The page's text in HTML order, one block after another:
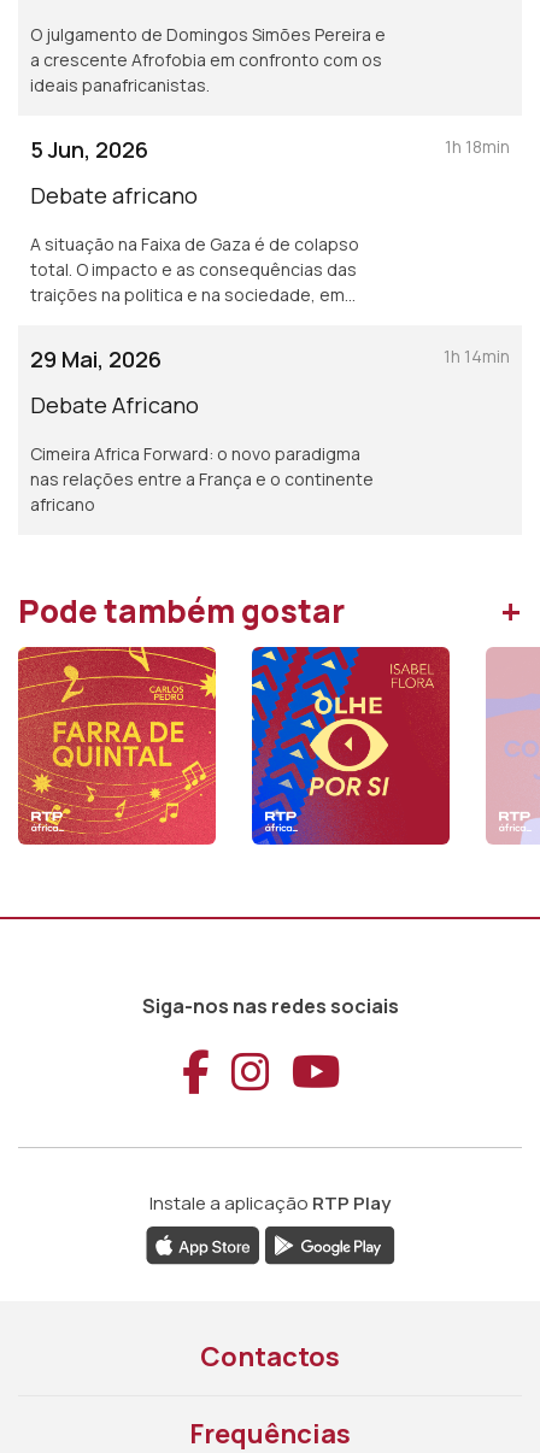
O julgamento de Domingos Simões Pereira e
a crescente Afrofobia em confronto com os
ideais panafricanistas.
5 Jun, 2026
Debate africano
A situação na Faixa de Gaza é de colapso
total. O impacto e as consequências das
traições na politica e na sociedade, em
1h 18min
29 Mai, 2026
Debate Africano
Cimeira Africa Forward: o novo paradigma
nas relações entre a França e o continente
africano
1h 14min
Pode também gostar +
Siga-nos nas redes sociais
Aceder ao
Aceder ao
Aceder
Instale a aplicação RTP Play
Contactos
Frequências